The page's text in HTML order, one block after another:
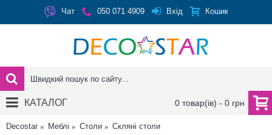
Чат 050 071 4909 Вхід Кошик
0 товар(ів) - 0 грн
КАТАЛОГ
Decostar Меблі Столи Скляні столи